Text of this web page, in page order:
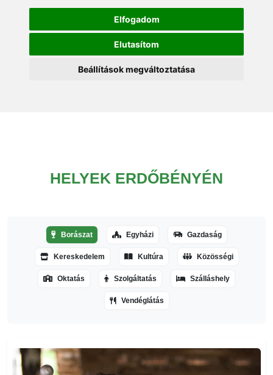
Elfogadom
Elutasítom
Beállítások megváltoztatása
HELYEK ERDŐBÉNYÉN
Borászat Egyházi Gazdaság
Kereskedelem Kultúra Közösségi
Oktatás Szolgáltatás Szálláshely
Vendéglátás